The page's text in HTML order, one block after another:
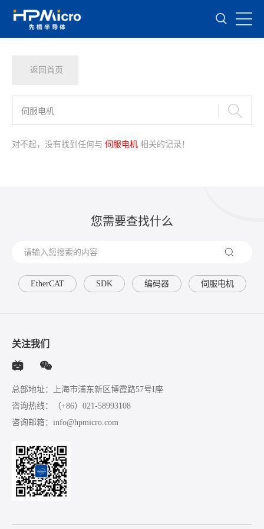
返回首页
对不起，没有找到任何与 伺服电机 相关的记录！
您需要查找什么
EtherCAT SDK 编码器 伺服电机
关注我们
总部地址：上海市浦东新区博霞路57号I座
咨询热线：
（+86）021-58993108
咨询邮箱： info@hpmicro.com